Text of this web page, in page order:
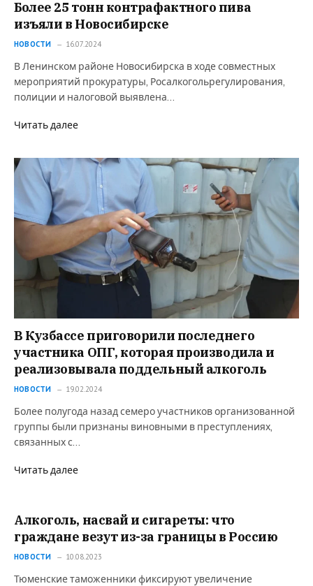
Более 25 тонн контрафактного пива
изъяли в Новосибирске
НОВОСТИ 16.07.2024
В Ленинском районе Новосибирска в ходе совместных
мероприятий прокуратуры, Росалкогольрегулирования,
полиции и налоговой выявлена…
Читать далее
В Кузбассе приговорили последнего
участника ОПГ, которая производила и
реализовывала поддельный алкоголь
НОВОСТИ 19.02.2024
Более полугода назад семеро участников организованной
группы были признаны виновными в преступлениях,
связанных с…
Читать далее
Алкоголь, насвай и сигареты: что
граждане везут из-за границы в Россию
НОВОСТИ 10.08.2023
Тюменские таможенники фиксируют увеличение